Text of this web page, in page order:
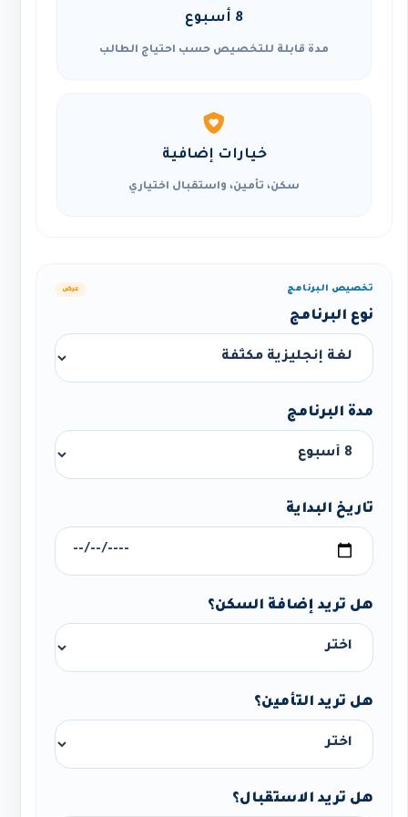
8 أسبوع
مدة قابلة للتخصيص حسب احتياج الطالب
خيارات إضافية
سكن، تأمين، واستقبال اختياري
تخصيص البرنامج عرض
نوع البرنامج
مدة البرنامج
تاريخ البداية
هل تريد إضافة السكن؟
هل تريد التأمين؟
هل تريد الاستقبال؟